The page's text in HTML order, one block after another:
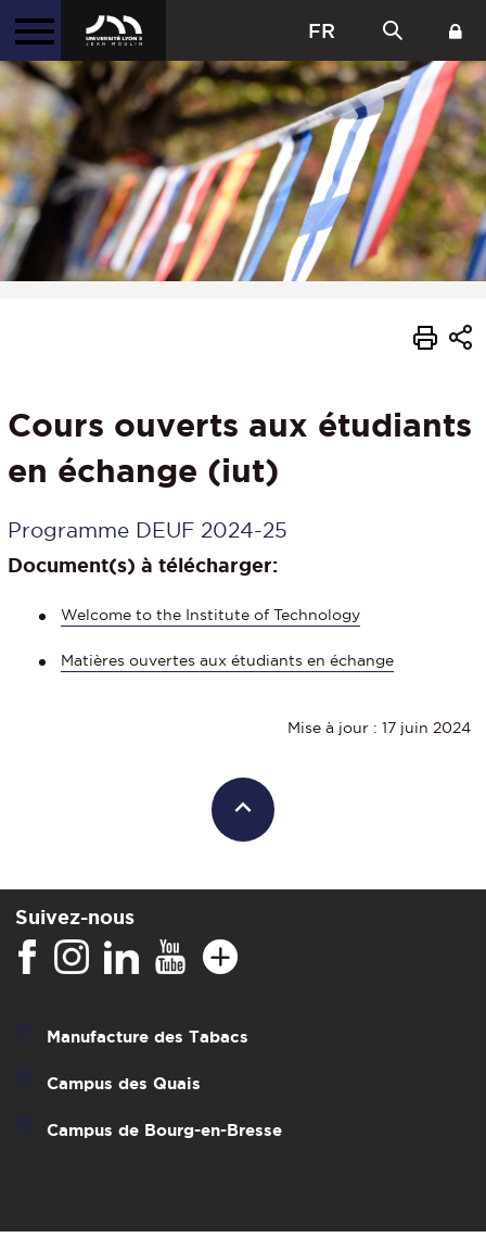
FR
Cours ouverts aux étudiants
en échange (iut)
Programme DEUF 2024-25
Document(s) à télécharger:
Welcome to the Institute of Technology
Matières ouvertes aux étudiants en échange
Mise à jour : 17 juin 2024
Suivez-nous
Manufacture des Tabacs
Campus des Quais
Campus de Bourg-en-Bresse